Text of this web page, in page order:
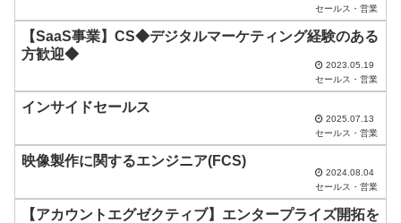
ま
て
く
だ
さ
セールス・営業
【SaaS事業】CS◆デジタルマーケティング経験のある
方歓迎◆
2023.05.19
セールス・営業
インサイドセールス
2025.07.13
セールス・営業
映像製作に関するエンジニア(FCS)
2024.08.04
セールス・営業
【アカウントエグゼクティブ】エンタープライズ開拓を